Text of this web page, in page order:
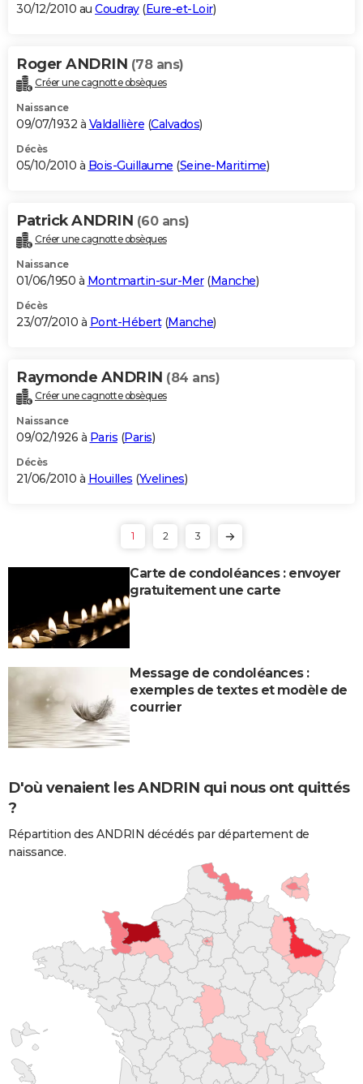
30/12/2010 au Coudray(Eure-et-Loir)
Roger ANDRIN (78 ans)
Créer une cagnotte obsèques
Naissance
09/07/1932 à Valdallière (Calvados)
Décès
05/10/2010 à Bois-Guillaume (Seine-Maritime)
Patrick ANDRIN (60 ans)
Créer une cagnotte obsèques
Naissance
01/06/1950 à Montmartin-sur-Mer(Manche)
Décès
23/07/2010 à Pont-Hébert(Manche)
Raymonde ANDRIN (84 ans)
Créer une cagnotte obsèques
Naissance
09/02/1926 à Paris (Paris)
Décès
21/06/2010 à Houilles (Yvelines)
1 2 3
Carte de condoléances : envoyer
gratuitement une carte
Message de condoléances :
exemples de textes et modèle de
courrier
D'où venaient les ANDRIN qui nous ont quittés
?
Répartition des ANDRIN décédés par département de
naissance.